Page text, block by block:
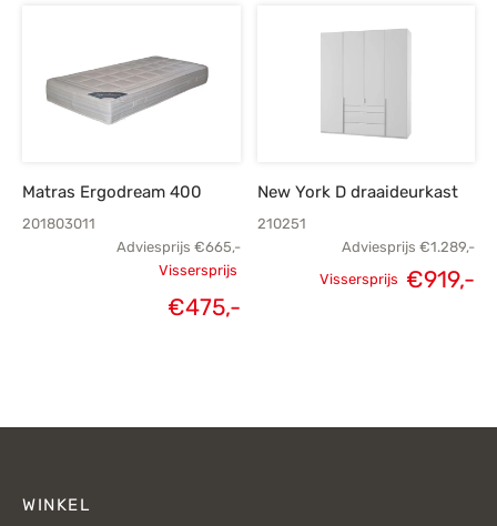
Matras Ergodream 400
201803011
Adviesprijs €665,-
Oorspronkelijke
Vissersprijs
€475,-
New York D draaideurkast
210251
Adviesprijs €1.289,-
Vissersprijs €919,-
WINKEL